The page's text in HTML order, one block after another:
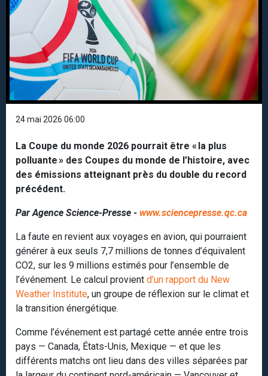
24 mai 2026 06:00
La Coupe du monde 2026 pourrait être « la plus
polluante » des Coupes du monde de l’histoire, avec
des émissions atteignant près du double du record
précédent.
Par Agence Science-Presse - www.sciencepresse.qc.ca
La faute en revient aux voyages en avion, qui pourraient
générer à eux seuls 7,7 millions de tonnes d’équivalent
CO2, sur les 9 millions estimés pour l’ensemble de
l’événement. Le calcul provient d’un rapport du New
Weather Institute, un groupe de réflexion sur le climat et
la transition énergétique.
Comme l’événement est partagé cette année entre trois
pays — Canada, États-Unis, Mexique — et que les
différents matchs ont lieu dans des villes séparées par